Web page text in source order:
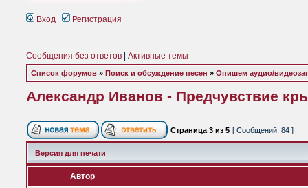
Вход Регистрация
Сообщения без ответов Активные темы
Список форумов » Поиск и обсуждение песен » Опишем аудио/
Александр Иванов - Предчувствие
Страница 3 из 5 [ Сообщений: 84 ]
Версия для печати
Автор